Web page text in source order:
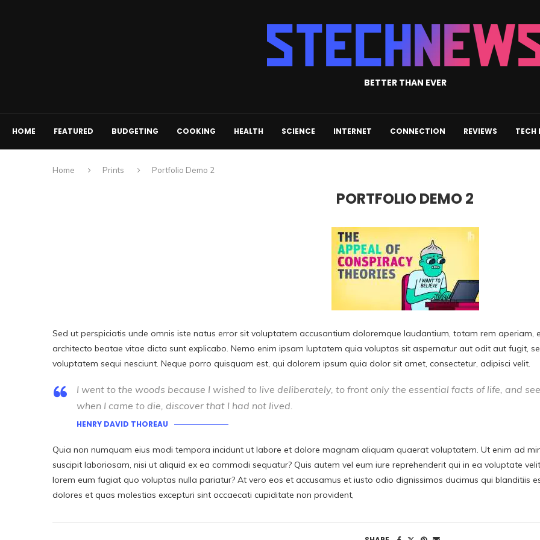
BETTER THAN EVER
HOME FEATURED BUDGETING COOKING HEALTH SCIENCE INTERNET CONNECTION REVIEWS TECH
Home Prints Portfolio Demo 2
PORTFOLIO DEMO 2
Sed ut perspiciatis unde omnis iste natus error sit voluptatem accusantium doloremque laudantium, totam rem aperiam,
architecto beatae vitae dicta sunt explicabo. Nemo enim ipsam luptatem quia voluptas sit aspernatur aut odit aut fugit,
voluptatem sequi nesciunt. Neque porro quisquam est, qui dolorem ipsum quia dolor sit amet, consectetur, adipisci velit.
I went to the woods because I wished to live deliberately, to front only the essential facts of life, and
when I came to die, discover that I had not lived.
HENRY DAVID THOREAU
Quia non numquam eius modi tempora incidunt ut labore et dolore magnam aliquam quaerat voluptatem. Ut enim ad
suscipit laboriosam, nisi ut aliquid ex ea commodi sequatur? Quis autem vel eum iure reprehenderit qui in ea voluptate
lorem eum fugiat quo voluptas nulla pariatur? At vero eos et accusamus et iusto odio dignissimos ducimus qui blanditiis
dolores et quas molestias excepturi sint occaecati cupiditate non provident,